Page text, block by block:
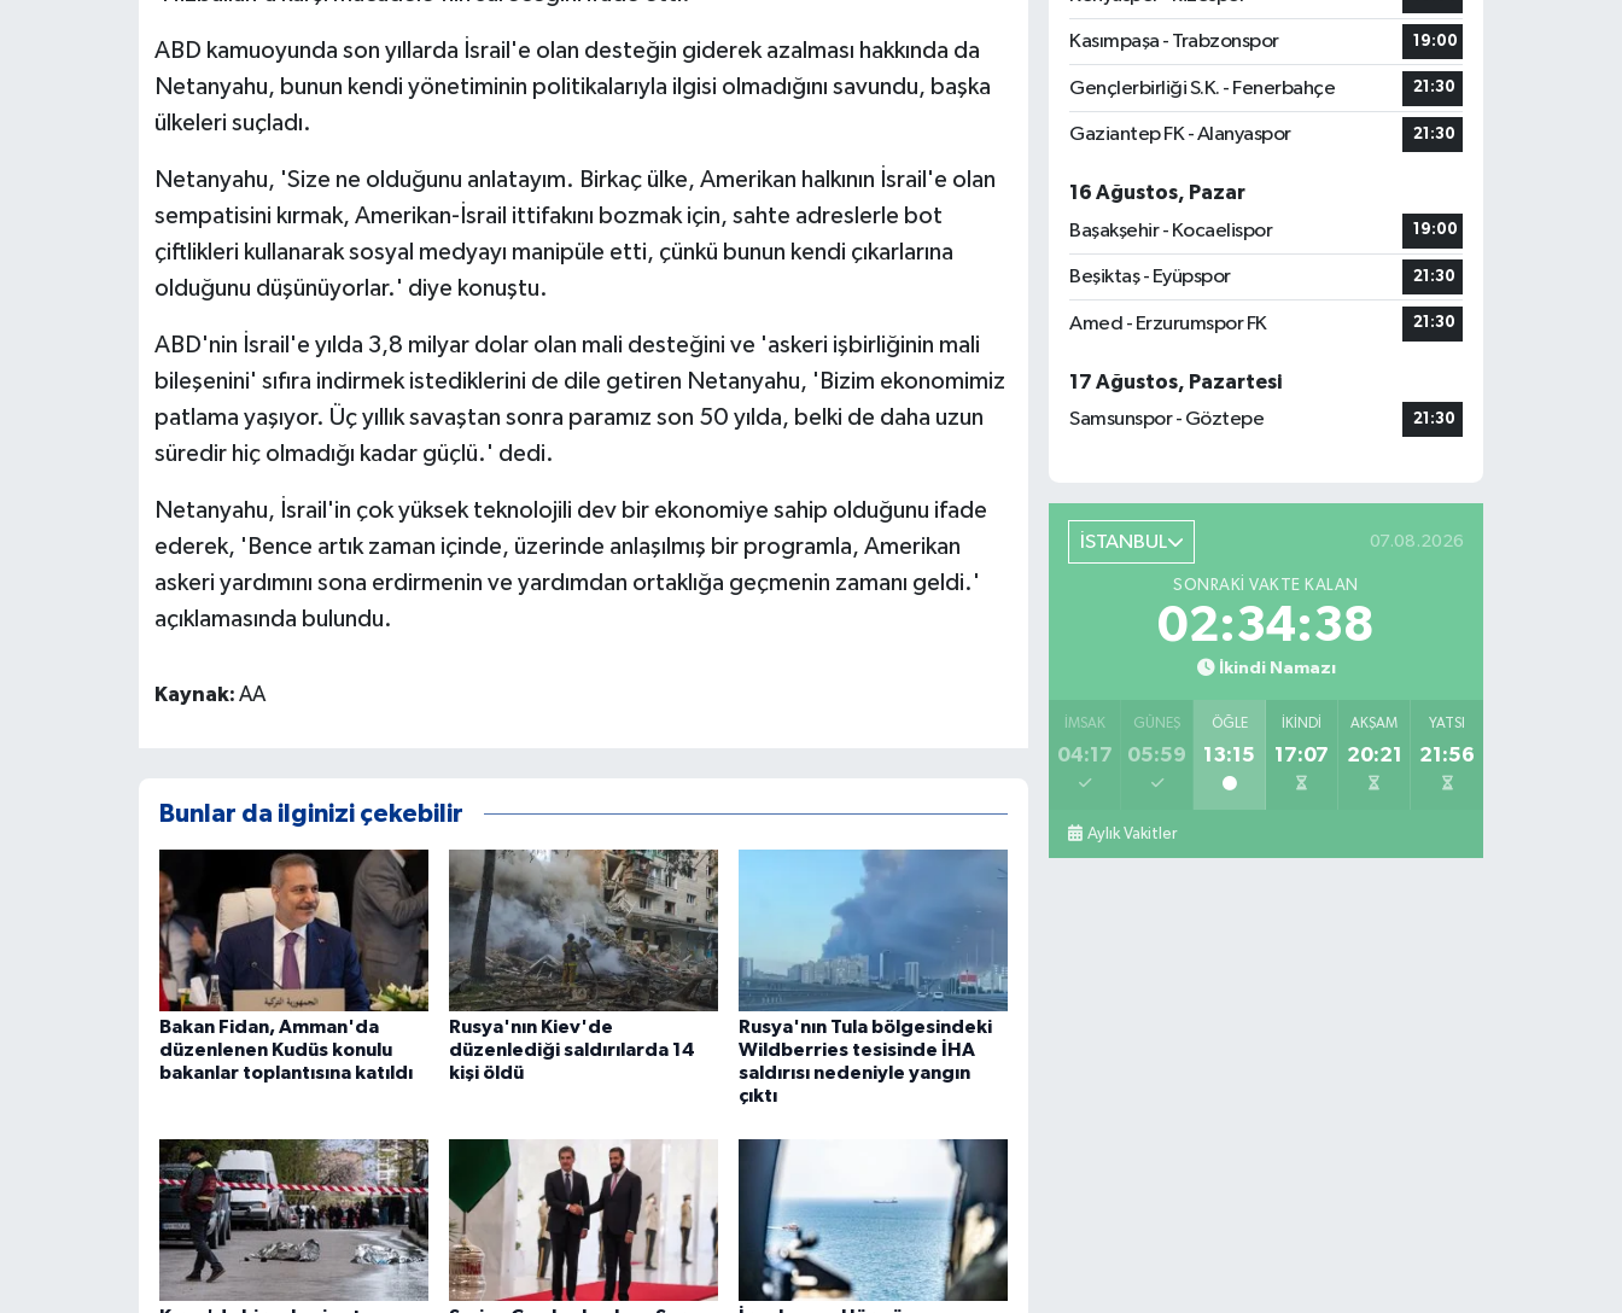
ABD kamuoyunda son yıllarda İsrail'e olan desteğin giderek azalması hakkında da
Netanyahu, bunun kendi yönetiminin politikalarıyla ilgisi olmadığını savundu, başka
ülkeleri suçladı.
Netanyahu, 'Size ne olduğunu anlatayım. Birkaç ülke, Amerikan halkının İsrail'e olan
sempatisini kırmak, Amerikan-İsrail ittifakını bozmak için, sahte adreslerle bot
çiftlikleri kullanarak sosyal medyayı manipüle etti, çünkü bunun kendi çıkarlarına
olduğunu düşünüyorlar.' diye konuştu.
ABD'nin İsrail'e yılda 3,8 milyar dolar olan mali desteğini ve 'askeri işbirliğinin mali
bileşenini' sıfıra indirmek istediklerini de dile getiren Netanyahu, 'Bizim ekonomimiz
patlama yaşıyor. Üç yıllık savaştan sonra paramız son 50 yılda, belki de daha uzun
süredir hiç olmadığı kadar güçlü.' dedi.
Netanyahu, İsrail'in çok yüksek teknolojili dev bir ekonomiye sahip olduğunu ifade
ederek, 'Bence artık zaman içinde, üzerinde anlaşılmış bir programla, Amerikan
askeri yardımını sona erdirmenin ve yardımdan ortaklığa geçmenin zamanı geldi.'
açıklamasında bulundu.
Kaynak: AA
Bunlar da ilginizi çekebilir
Bakan Fidan, Amman'da
düzenlenen Kudüs konulu
bakanlar toplantısına katıldı
Rusya'nın Kiev'de
düzenlediği saldırılarda 14
kişi öldü
Rusya'nın Tula bölgesindeki
Wildberries tesisinde İHA
saldırısı nedeniyle yangın
çıktı
Kasımpaşa - Trabzonspor 19:00
Gençlerbirliği S.K. - Fenerbahçe 21:30
Gaziantep FK - Alanyaspor 21:30
16 Ağustos, Pazar
Başakşehir - Kocaelispor
19:00
Beşiktaş - Eyüpspor 21:30
Amed - Erzurumspor FK 21:30
17 Ağustos, Pazartesi
Samsunspor - Göztepe
21:30
İSTANBUL 07.08.2026
SONRAKI VAKTE KALAN
02:34:37
İkindi Namazı
İMSAK
04:17
GÜNEŞ
05:59
ÖĞLE
13:15
İKINDI
17:07
AKŞAM
20:21
YATSI
21:56
Aylık Vakitler